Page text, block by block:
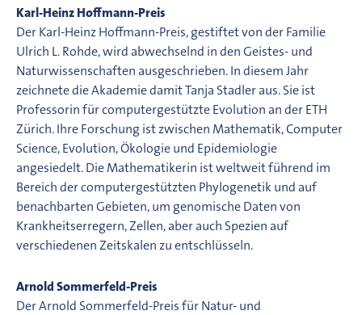
Karl-Heinz Hoffmann-Preis
Der Karl-Heinz Hoffmann-Preis, gestiftet von der Familie
Ulrich L. Rohde, wird abwechselnd in den Geistes- und
Naturwissenschaften ausgeschrieben. In diesem Jahr
zeichnete die Akademie damit Tanja Stadler aus. Sie ist
Professorin für computergestützte Evolution an der ETH
Zürich. Ihre Forschung ist zwischen Mathematik, Computer
Science, Evolution, Ökologie und Epidemiologie
angesiedelt. Die Mathematikerin ist weltweit führend im
Bereich der computergestützten Phylogenetik und auf
benachbarten Gebieten, um genomische Daten von
Krankheitserregern, Zellen, aber auch Spezien auf
verschiedenen Zeitskalen zu entschlüsseln.
Arnold Sommerfeld-Preis
Der Arnold Sommerfeld-Preis für Natur- und